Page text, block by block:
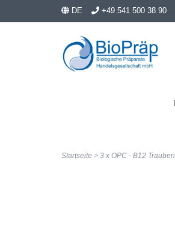
DE +49 541 500 38 90
Startseite > 3 x OPC - B12